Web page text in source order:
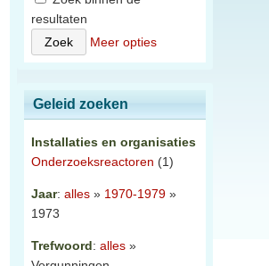
resultaten
Meer opties
Geleid zoeken
Installaties en organisaties
Onderzoeksreactoren (1)
Jaar: alles » 1970-1979 »
1973
Trefwoord: alles »